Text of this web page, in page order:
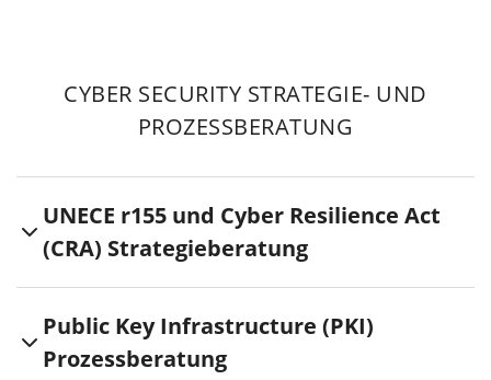
CYBER SECURITY STRATEGIE- UND
PROZESSBERATUNG
UNECE r155 und Cyber Resilience Act
(CRA) Strategieberatung
Public Key Infrastructure (PKI)
Prozessberatung